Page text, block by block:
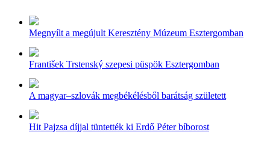
Megnyílt a megújult Keresztény Múzeum Esztergomban
František Trstenský szepesi püspök Esztergomban
A magyar–szlovák megbékélésből barátság született
Hit Pajzsa díjjal tüntették ki Erdő Péter bíborost